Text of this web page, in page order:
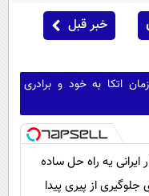
خبر قبل
اتکا به خود و برادری
ایرانی یه راه حل ساده
جلوگیری از پیری پیدا